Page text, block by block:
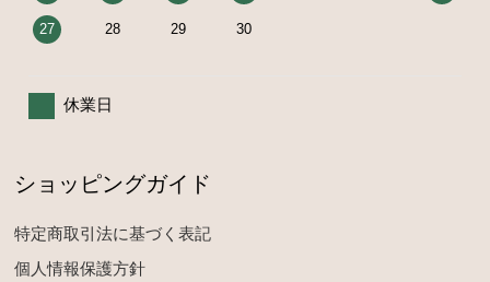
27 28 29 30
休業日
ショッピングガイド
特定商取引法に基づく表記
個人情報保護方針